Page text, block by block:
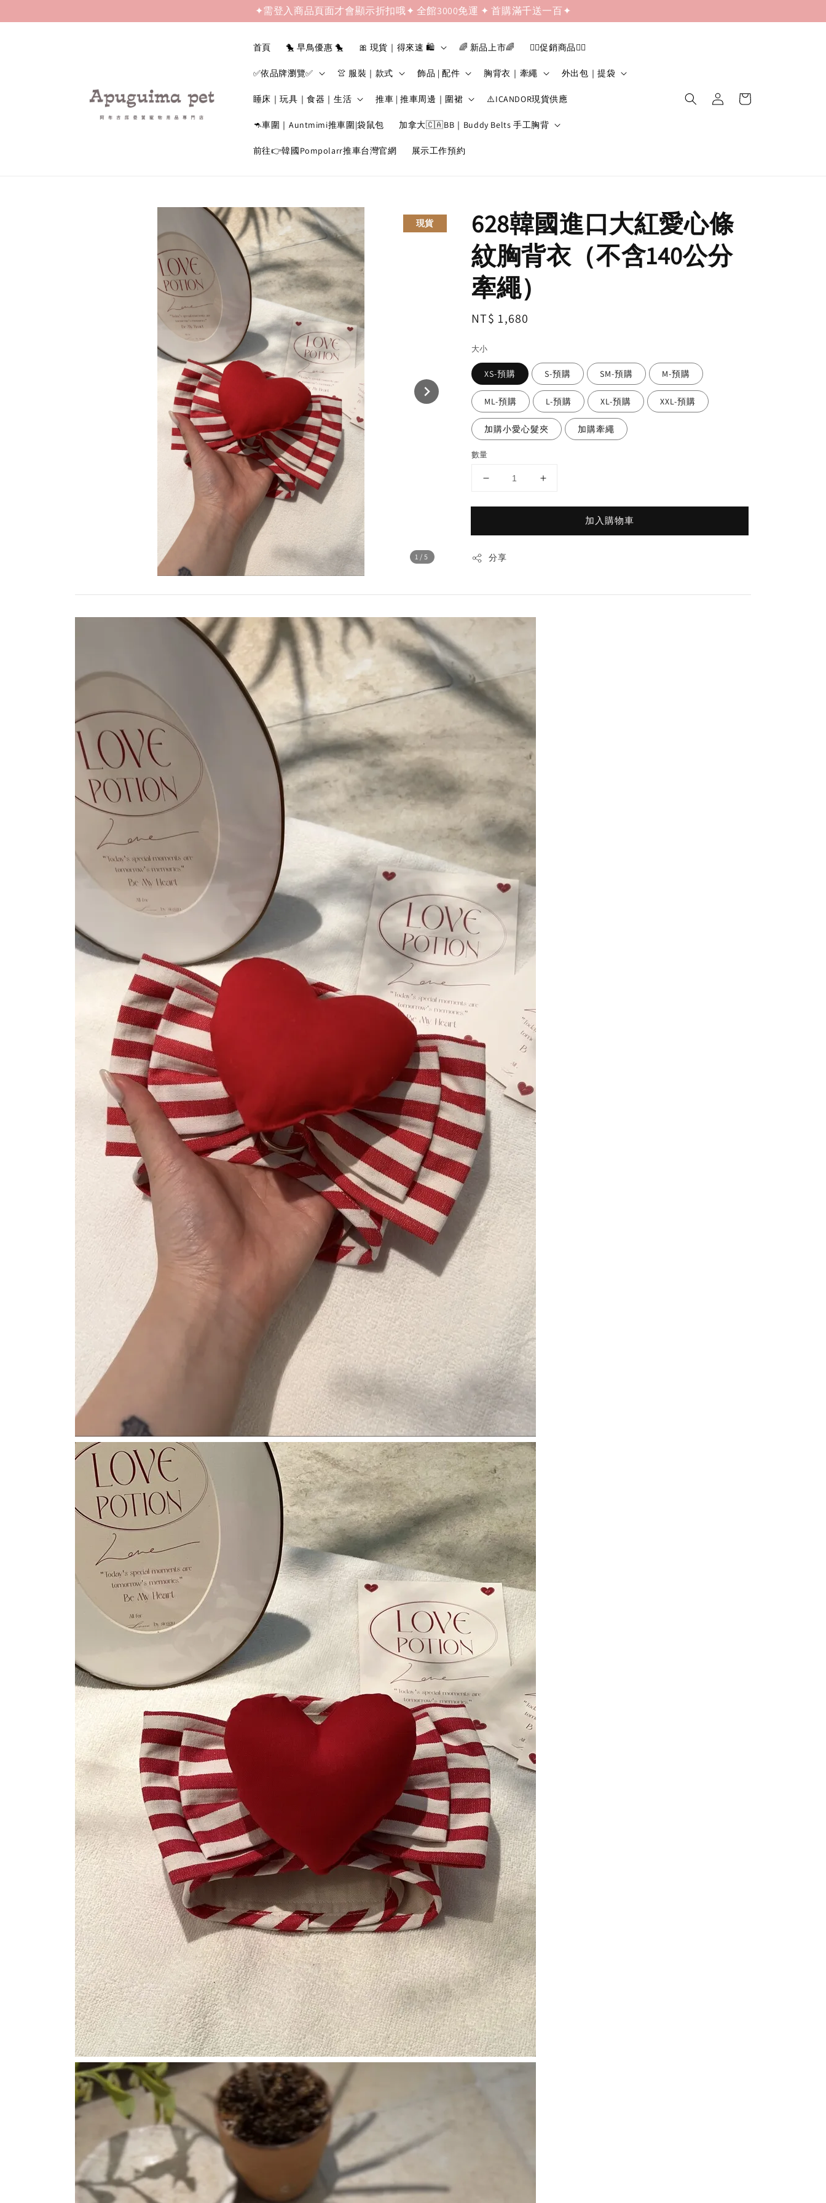
✦需登入商品頁面才會顯示折扣哦✦ 全館3000免運 ✦ 首購滿千送一百✦
首頁 🐤 早鳥優惠 🐤 🎀 現貨｜得來速 🛍️ 🌈 新品上市🌈 ❤️‍🔥促銷商品❤️‍🔥
✅依品牌瀏覽✅ 👚 服裝｜款式 飾品 | 配件 胸背衣｜牽繩 外出包｜提袋
睡床｜玩具｜食器｜生活 推車 | 推車周邊｜圍裙 ⚠️ICANDOR現貨供應
🦘車圍｜Auntmimi推車圍|袋鼠包 加拿大🇨🇦BB｜Buddy Belts 手工胸背
前往👉韓國Pompolarr推車台灣官網 展示工作預約
1 /5
現貨
628韓國進口大紅愛心條
紋胸背衣（不含140公分
牽繩）
Regular
NT$ 1,680
大小
XS-預購 S-預購 SM-預購 M-預購
ML-預購 L-預購 XL-預購 XXL-預購
加購小愛心髮夾 加購牽繩
數量
加入購物車
分享